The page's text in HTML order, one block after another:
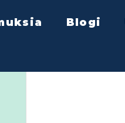
Blogi